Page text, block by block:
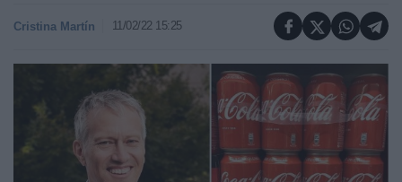
Cristina Martín 11/02/22 15:25